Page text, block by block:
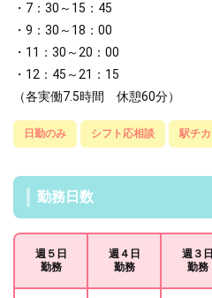
・7：30～15：45
・9：30～18：00
・11：30～20：00
・12：45～21：15
（各実働7.5時間 休憩60分）
日勤のみ シフト応相談 駅チカ
勤務日数
週５日
勤務
週４日
勤務
週３日
勤務